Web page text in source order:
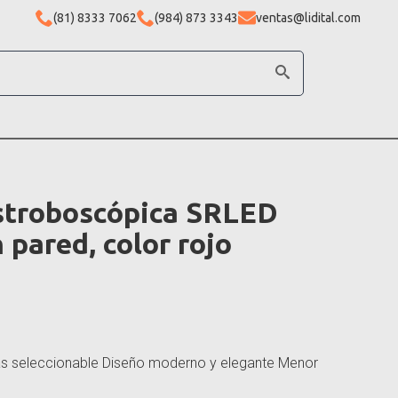
(81) 8333 7062 (984) 873 3343 ventas@lidital.com
SRLED
pared, color rojo
seleccionable Diseño moderno y elegante Menor